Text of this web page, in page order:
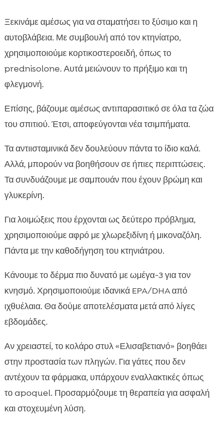
Ξεκινάμε αμέσως για να σταματήσει το ξύσιμο και η
αυτοβλάβεια. Με συμβουλή από τον κτηνίατρο,
χρησιμοποιούμε κορτικοστεροειδή, όπως το
prednisolone. Αυτά μειώνουν το πρήξιμο και τη
φλεγμονή.
Επίσης, βάζουμε αμέσως αντιπαρασιτικό σε όλα τα ζώα
του σπιτιού. Έτσι, αποφεύγονται νέα τσιμπήματα.
Τα αντιισταμινικά δεν δουλεύουν πάντα το ίδιο καλά.
Αλλά, μπορούν να βοηθήσουν σε ήπιες περιπτώσεις.
Τα συνδυάζουμε με σαμπουάν που έχουν βρώμη και
γλυκερίνη.
Για λοιμώξεις που έρχονται ως δεύτερο πρόβλημα,
χρησιμοποιούμε αφρό με χλωρεξιδίνη ή μικοναζόλη.
Πάντα με την καθοδήγηση του κτηνιάτρου.
Κάνουμε το δέρμα πιο δυνατό με ωμέγα-3 για τον
κνησμό. Χρησιμοποιούμε ιδανικά EPA/DHA από
ιχθυέλαια. Θα δούμε αποτελέσματα μετά από λίγες
εβδομάδες.
Αν χρειαστεί, το κολάρο στυλ «Ελισαβετιανό» βοηθάει
στην προστασία των πληγών. Για γάτες που δεν
αντέχουν τα φάρμακα, υπάρχουν εναλλακτικές όπως
το apoquel. Προσαρμόζουμε τη θεραπεία για ασφαλή
και στοχευμένη λύση.